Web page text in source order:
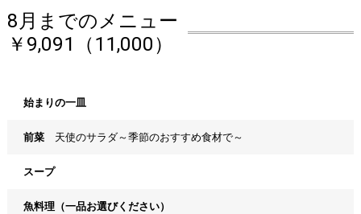
8月までのメニュー
￥9,091（11,000）
始まりの一皿
前菜 天使のサラダ～季節のおすすめ食材で～
スープ
魚料理（一品お選びください）